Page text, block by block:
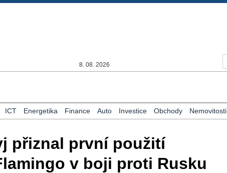
8. 08. 2026
ICT Energetika Finance Auto Investice Obchody Nemovitosti
přiznal první použití
v boji proti Rusku